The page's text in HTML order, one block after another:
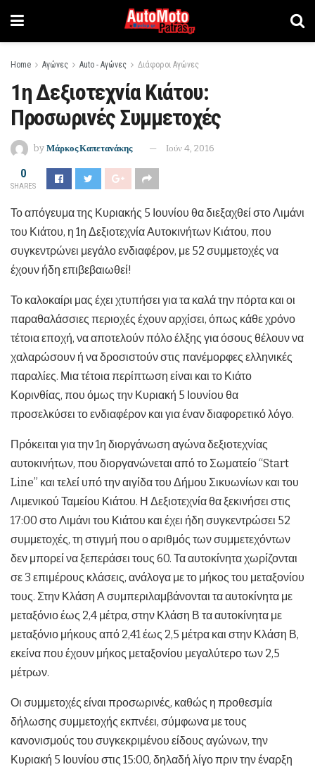
Home Αγώνες Auto - Αγώνες Διάφοροι Αγώνες
1η Δεξιοτεχνία Κιάτου:
Προσωρινές Συμμετοχές
by Μάρκος Καπετανάκης Ιούν 4, 2016
0
SHARES
Το απόγευμα της Κυριακής 5 Ιουνίου θα διεξαχθεί στο Λιμάνι
του Κιάτου, η 1η Δεξιοτεχνία Αυτοκινήτων Κιάτου, που
συγκεντρώνει μεγάλο ενδιαφέρον, με 52 συμμετοχές να
έχουν ήδη επιβεβαιωθεί!
Το καλοκαίρι μας έχει χτυπήσει για τα καλά την πόρτα και οι
παραθαλάσσιες περιοχές έχουν αρχίσει, όπως κάθε χρόνο
τέτοια εποχή, να αποτελούν πόλο έλξης για όσους θέλουν να
χαλαρώσουν ή να δροσιστούν στις πανέμορφες ελληνικές
παραλίες. Μια τέτοια περίπτωση είναι και το Κιάτο
Κορινθίας, που όμως την Κυριακή 5 Ιουνίου θα
προσελκύσει το ενδιαφέρον και για έναν διαφορετικό λόγο.
Πρόκειται για την 1η διοργάνωση αγώνα δεξιοτεχνίας
αυτοκινήτων, που διοργανώνεται από το Σωματείο “Start
Line” και τελεί υπό την αιγίδα του Δήμου Σικυωνίων και του
Λιμενικού Ταμείου Κιάτου. Η Δεξιοτεχνία θα ξεκινήσει στις
17:00 στο Λιμάνι του Κιάτου και έχει ήδη συγκεντρώσει 52
συμμετοχές, τη στιγμή που ο αριθμός των συμμετεχόντων
δεν μπορεί να ξεπεράσει τους 60. Τα αυτοκίνητα χωρίζονται
σε 3 επιμέρους κλάσεις, ανάλογα με το μήκος του μεταξονίου
τους. Στην Κλάση Α συμπεριλαμβάνονται τα αυτοκίνητα με
μεταξόνιο έως 2,4 μέτρα, στην Κλάση Β τα αυτοκίνητα με
μεταξόνιο μήκους από 2,41 έως 2,5 μέτρα και στην Κλάση Β,
εκείνα που έχουν μήκος μεταξονίου μεγαλύτερο των 2,5
μέτρων.
Οι συμμετοχές είναι προσωρινές, καθώς η προθεσμία
δήλωσης συμμετοχής εκπνέει, σύμφωνα με τους
κανονισμούς του συγκεκριμένου είδους αγώνων, την
Κυριακή 5 Ιουνίου στις 15:00, δηλαδή λίγο πριν την έναρξη